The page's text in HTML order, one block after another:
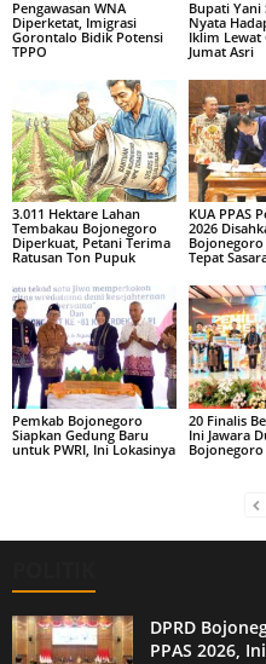
Pengawasan WNA
Diperketat, Imigrasi
Gorontalo Bidik Potensi
TPPO
Bupati Yani
Nyata
Iklim Lewat
Jumat Asri
3.011 Hektare Lahan
Tembakau Bojonegoro
Diperkuat, Petani Terima
Ratusan Ton Pupuk
KUA PPAS
2026
Tepat
Pemkab Bojonegoro
Siapkan Gedung Baru
untuk PWRI, Ini Lokasinya
20 Finalis
Ini Jawara
Bojonegoro
DPRD
PPAS 2026,